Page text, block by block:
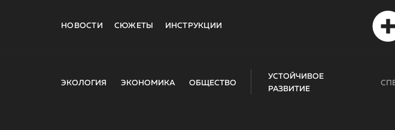
НОВОСТИ СЮЖЕТЫ ИНСТРУКЦИИ
ЭКОЛОГИЯ ЭКОНОМИКА ОБЩЕСТВО
УСТОЙЧИВОЕ
РАЗВИТИЕ